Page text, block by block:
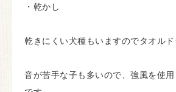
・乾かし
乾きにくい犬種もいますのでタオルド
音が苦手な子も多いので、強風を使